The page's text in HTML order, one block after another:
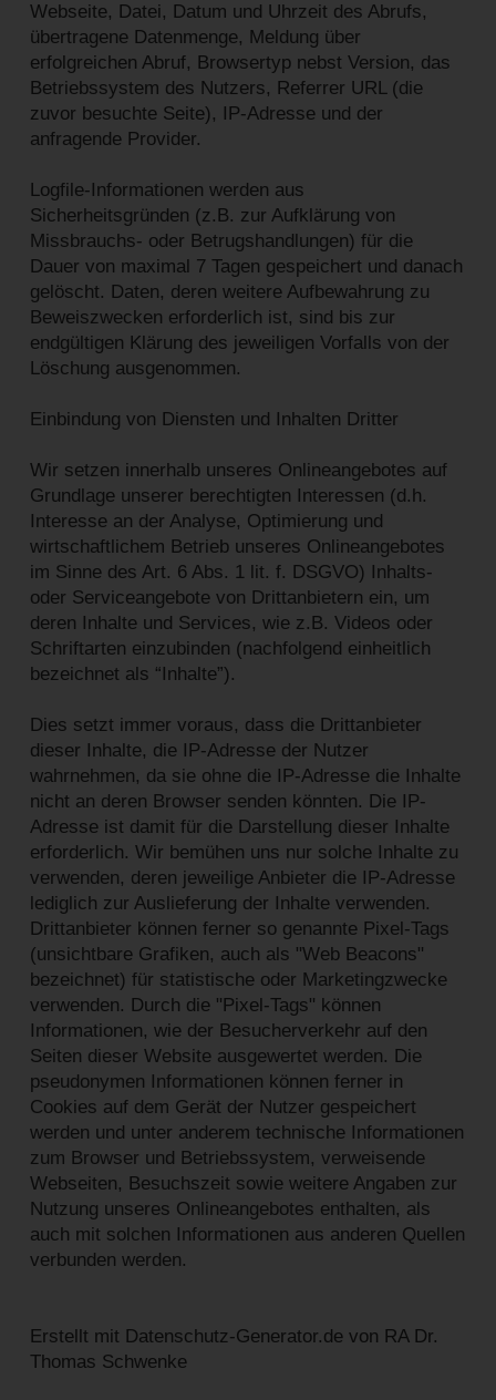
Webseite, Datei, Datum und Uhrzeit des Abrufs,
übertragene Datenmenge, Meldung über
erfolgreichen Abruf, Browsertyp nebst Version, das
Betriebssystem des Nutzers, Referrer URL (die
zuvor besuchte Seite), IP-Adresse und der
anfragende Provider.
Logfile-Informationen werden aus
Sicherheitsgründen (z.B. zur Aufklärung von
Missbrauchs- oder Betrugshandlungen) für die
Dauer von maximal 7 Tagen gespeichert und danach
gelöscht. Daten, deren weitere Aufbewahrung zu
Beweiszwecken erforderlich ist, sind bis zur
endgültigen Klärung des jeweiligen Vorfalls von der
Löschung ausgenommen.
Einbindung von Diensten und Inhalten Dritter
Wir setzen innerhalb unseres Onlineangebotes auf
Grundlage unserer berechtigten Interessen (d.h.
Interesse an der Analyse, Optimierung und
wirtschaftlichem Betrieb unseres Onlineangebotes
im Sinne des Art. 6 Abs. 1 lit. f. DSGVO) Inhalts-
oder Serviceangebote von Drittanbietern ein, um
deren Inhalte und Services, wie z.B. Videos oder
Schriftarten einzubinden (nachfolgend einheitlich
bezeichnet als “Inhalte”).
Dies setzt immer voraus, dass die Drittanbieter
dieser Inhalte, die IP-Adresse der Nutzer
wahrnehmen, da sie ohne die IP-Adresse die Inhalte
nicht an deren Browser senden könnten. Die IP-
Adresse ist damit für die Darstellung dieser Inhalte
erforderlich. Wir bemühen uns nur solche Inhalte zu
verwenden, deren jeweilige Anbieter die IP-Adresse
lediglich zur Auslieferung der Inhalte verwenden.
Drittanbieter können ferner so genannte Pixel-Tags
(unsichtbare Grafiken, auch als "Web Beacons"
bezeichnet) für statistische oder Marketingzwecke
verwenden. Durch die "Pixel-Tags" können
Informationen, wie der Besucherverkehr auf den
Seiten dieser Website ausgewertet werden. Die
pseudonymen Informationen können ferner in
Cookies auf dem Gerät der Nutzer gespeichert
werden und unter anderem technische Informationen
zum Browser und Betriebssystem, verweisende
Webseiten, Besuchszeit sowie weitere Angaben zur
Nutzung unseres Onlineangebotes enthalten, als
auch mit solchen Informationen aus anderen Quellen
verbunden werden.
Erstellt mit Datenschutz-Generator.de von RA Dr.
Thomas Schwenke